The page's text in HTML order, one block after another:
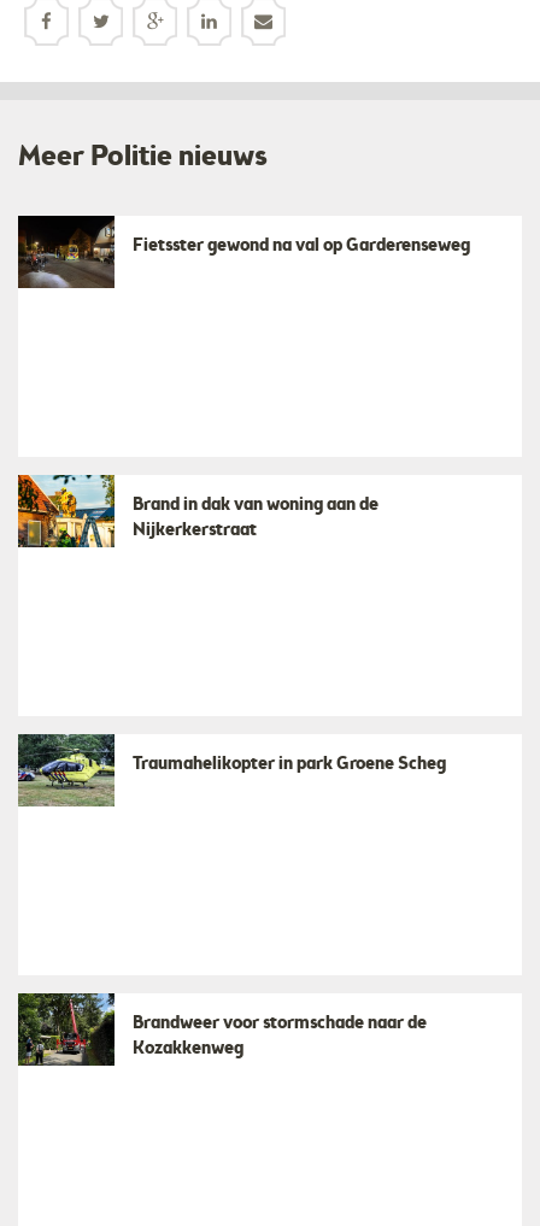
Meer Politie nieuws
Fietsster gewond na val op Garderenseweg
​Brand in dak van woning aan de
Nijkerkerstraat
Traumahelikopter in park Groene Scheg
Brandweer voor stormschade naar de
Kozakkenweg